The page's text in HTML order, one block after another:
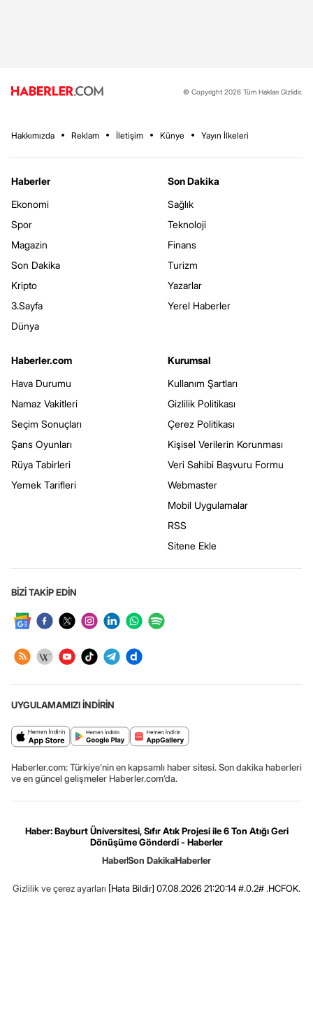
© Copyright 2026 Tüm Hakları Gizlidir.
Hakkımızda Reklam İletişim Künye Yayın İlkeleri
Haberler
Ekonomi
Spor
Magazin
Son Dakika
Kripto
3.Sayfa
Dünya
Son Dakika
Sağlık
Teknoloji
Finans
Turizm
Yazarlar
Yerel Haberler
Haberler.com
Hava Durumu
Namaz Vakitleri
Seçim Sonuçları
Şans Oyunları
Rüya Tabirleri
Yemek Tarifleri
Kurumsal
Kullanım Şartları
Gizlilik Politikası
Çerez Politikası
Kişisel Verilerin Korunması
Veri Sahibi Başvuru Formu
Webmaster
Mobil Uygulamalar
RSS
Sitene Ekle
BİZİ TAKİP EDİN
UYGULAMAMIZI İNDİRİN
Haberler.com: Türkiye’nin en kapsamlı haber sitesi. Son dakika haberleri
ve en güncel gelişmeler Haberler.com’da.
Haber: Bayburt Üniversitesi, Sıfır Atık Projesi ile 6 Ton Atığı Geri
Dönüşüme Gönderdi - Haberler
HaberSon DakikaHaberler
Gizlilik ve çerez ayarları [Hata Bildir] 07.08.2026 21:20:14 #.0.2# .HCFOK.